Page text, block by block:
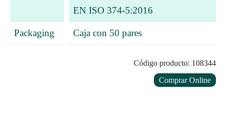
EN ISO 374-5:2016
Packaging Caja con 50 pares
Código producto: 108344
Comprar Online